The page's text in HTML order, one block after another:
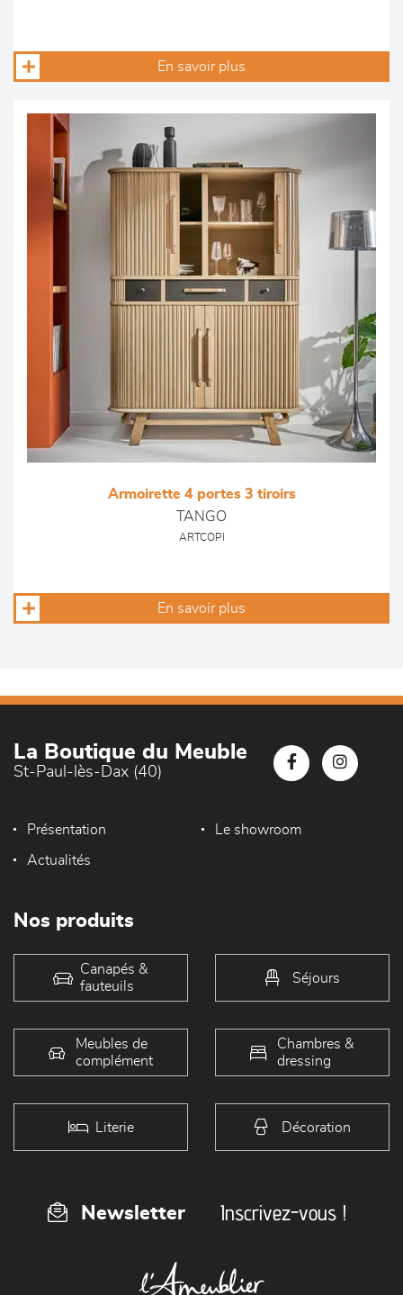
En savoir plus
Armoirette 4 portes 3 tiroirs
TANGO
ARTCOPI
En savoir plus
La Boutique du Meuble
St-Paul-lès-Dax (40)
Présentation Le showroom
Actualités
Nos produits
Canapés &
fauteuils
Séjours
Meubles de
complément
Chambres &
dressing
Literie Décoration
Newsletter Inscrivez-vous !